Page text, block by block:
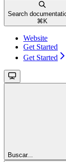
Search
⌘ K
Website
Get Started
Get Started
Buscar...